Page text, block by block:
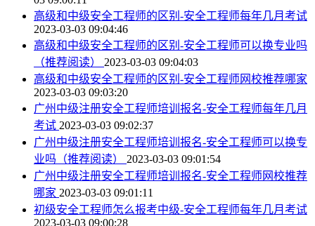
高级和中级安全工程师的区别-安全工程师每年几月考试
2023-03-03 09:04:46
高级和中级安全工程师的区别-安全工程师可以换专业吗
（推荐阅读） 2023-03-03 09:04:03
高级和中级安全工程师的区别-安全工程师网校推荐哪家
2023-03-03 09:03:20
广州中级注册安全工程师培训报名-安全工程师每年几月
考试 2023-03-03 09:02:37
广州中级注册安全工程师培训报名-安全工程师可以换专
业吗（推荐阅读） 2023-03-03 09:01:54
广州中级注册安全工程师培训报名-安全工程师网校推荐
哪家 2023-03-03 09:01:11
初级安全工程师怎么报考中级-安全工程师每年几月考试
2023-03-03 09:00:28